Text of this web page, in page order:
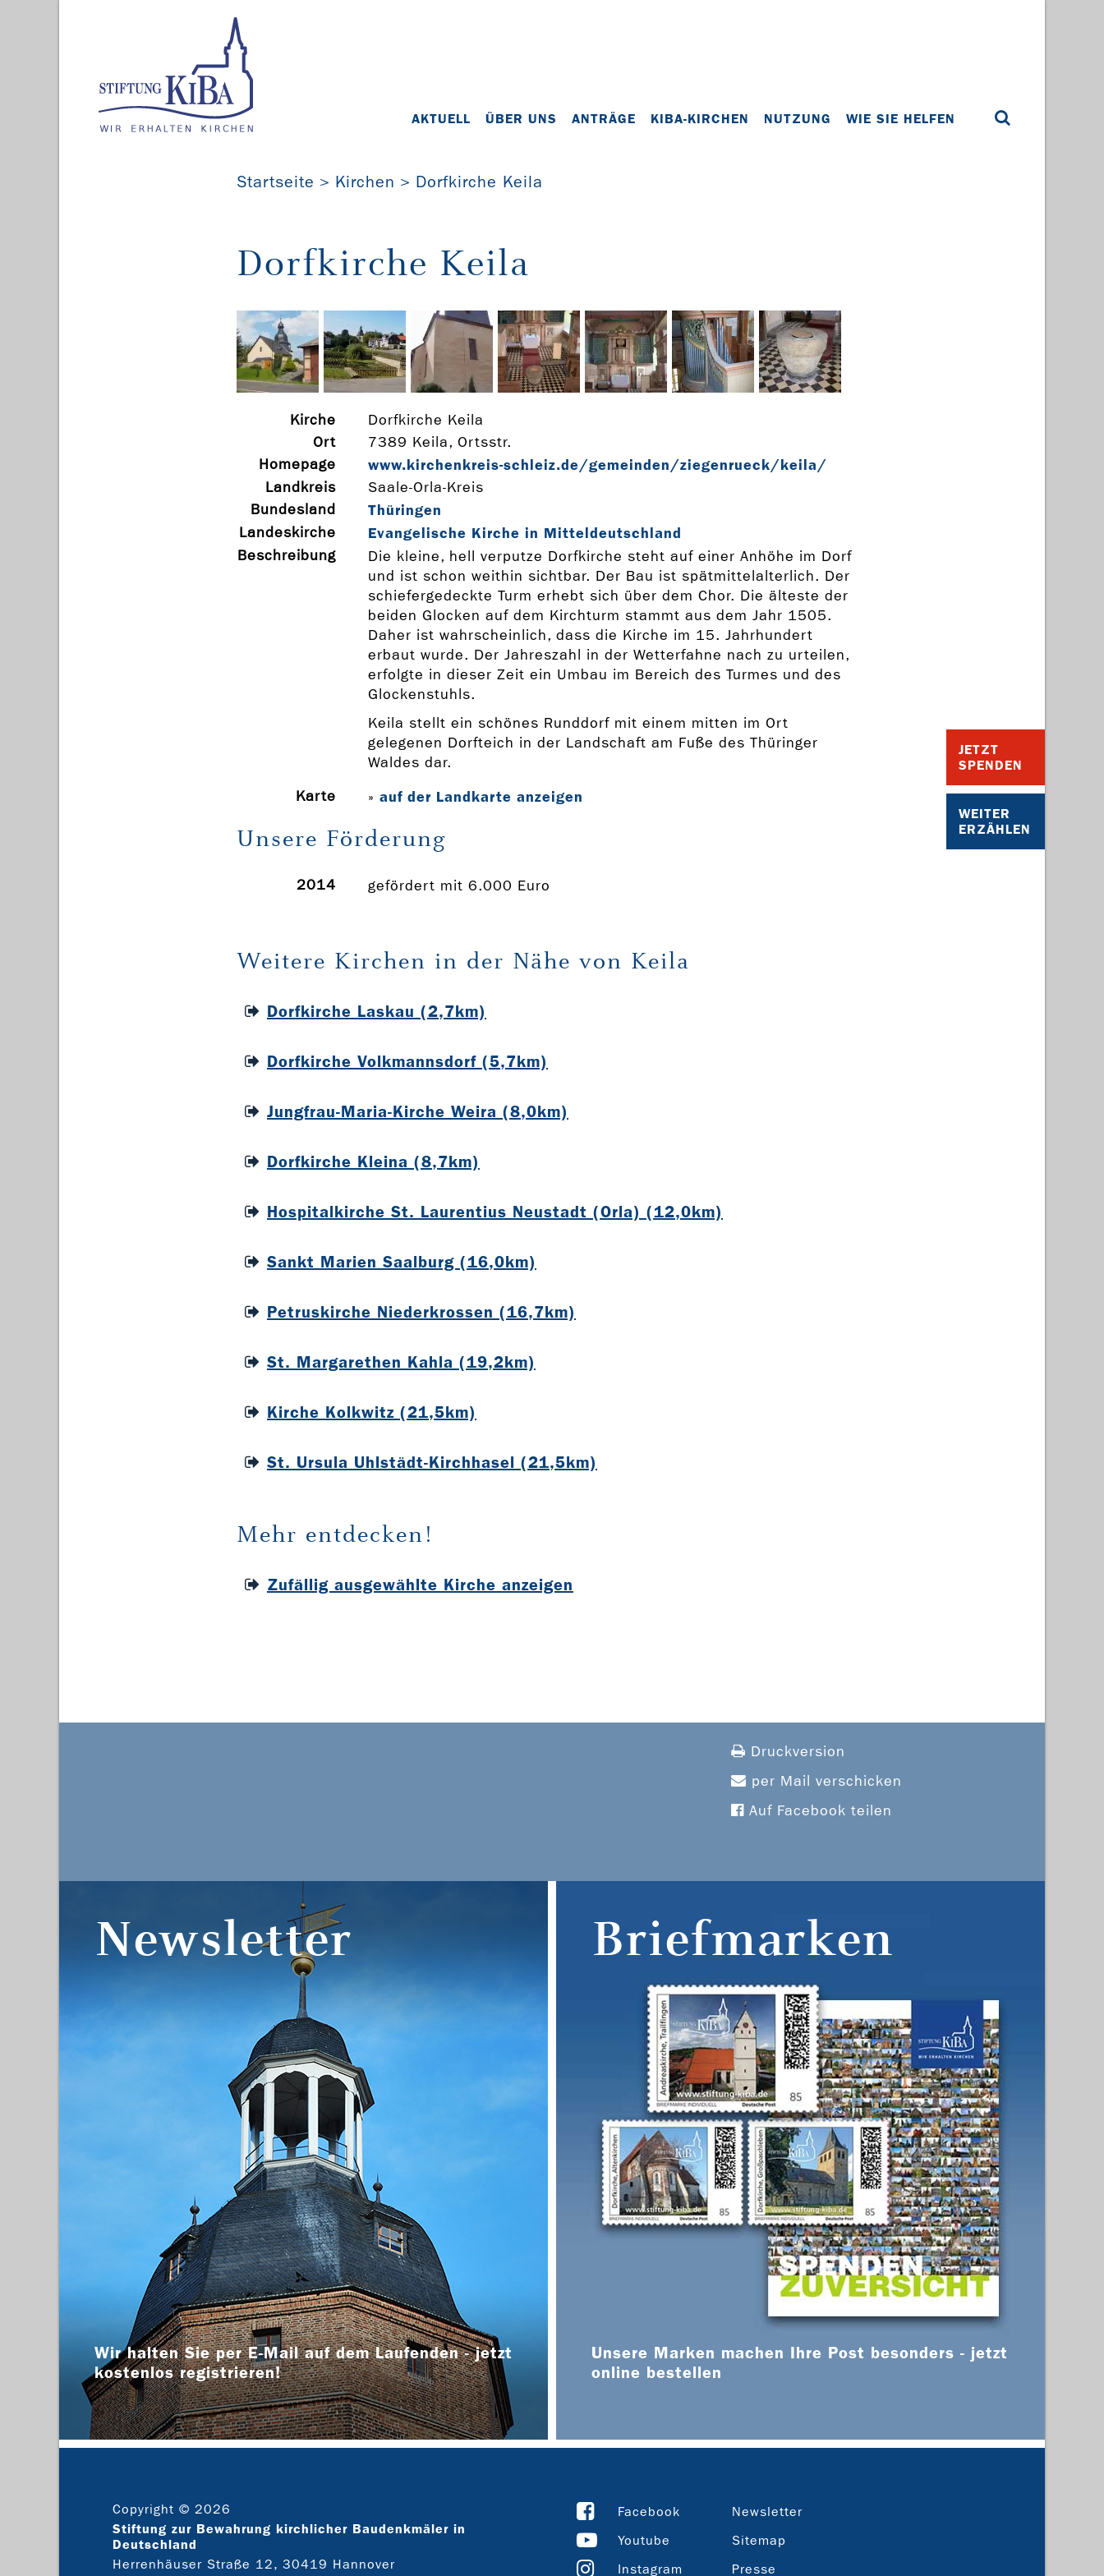
AKTUELL ÜBER UNS ANTRÄGE KIBA-KIRCHEN NUTZUNG WIE SIE HELFEN
JETZT
SPENDEN
WEITER
ERZÄHLEN
Startseite Kirchen Dorfkirche Keila
Dorfkirche Keila
Kirche
Dorfkirche Keila
Ort
7389 Keila, Ortsstr.
Homepage
www.kirchenkreis-­schleiz.de/gemeinden/ziegenrueck/keila/
Landkreis
Saale-Orla-Kreis
Bundesland
Thüringen
Landeskirche Evangelische Kirche in Mitteldeutschland
Beschreibung
Die kleine, hell verputze Dorfkirche steht auf einer Anhöhe im Dorf
und ist schon weithin sichtbar. Der Bau ist spätmittelalterlich. Der
schiefergedeckte Turm erhebt sich über dem Chor. Die älteste der
beiden Glocken auf dem Kirchturm stammt aus dem Jahr 1505.
Daher ist wahrscheinlich, dass die Kirche im 15. Jahrhundert
erbaut wurde. Der Jahreszahl in der Wetterfahne nach zu urteilen,
erfolgte in dieser Zeit ein Umbau im Bereich des Turmes und des
Glockenstuhls.
Keila stellt ein schönes Runddorf mit einem mitten im Ort
gelegenen Dorfteich in der Landschaft am Fuße des Thüringer
Waldes dar.
Karte
» auf der Landkarte anzeigen
Unsere Förderung
2014 gefördert mit 6.000 Euro
Weitere Kirchen in der Nähe von Keila
Dorfkirche Laskau (2,7km)
Dorfkirche Volkmannsdorf (5,7km)
Jungfrau-Maria-Kirche Weira (8,0km)
Dorfkirche Kleina (8,7km)
Hospitalkirche St. Laurentius Neustadt (Orla) (12,0km)
Sankt Marien Saalburg (16,0km)
Petruskirche Niederkrossen (16,7km)
St. Margarethen Kahla (19,2km)
Kirche Kolkwitz (21,5km)
St. Ursula Uhlstädt-Kirchhasel (21,5km)
Mehr entdecken!
Zufällig ausgewählte Kirche anzeigen
Druckversion
per Mail verschicken
Auf Facebook teilen
Newsletter
Wir halten Sie per E-Mail auf dem Laufenden - jetzt
kostenlos registrieren!
Briefmarken
Unsere Marken machen Ihre Post besonders - jetzt
online bestellen
Copyright © 2026
Stiftung zur Bewahrung kirchlicher Baudenkmäler in
Deutschland
Herrenhäuser Straße 12, 30419 Hannover
Facebook
Youtube
Instagram
Newsletter
Sitemap
Presse